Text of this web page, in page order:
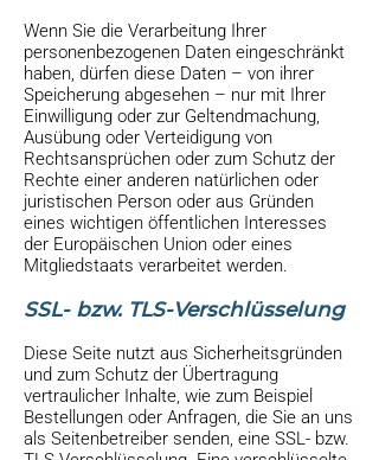
Wenn Sie die Verarbeitung Ihrer
personenbezogenen Daten eingeschränkt
haben, dürfen diese Daten – von ihrer
Speicherung abgesehen – nur mit Ihrer
Einwilligung oder zur Geltendmachung,
Ausübung oder Verteidigung von
Rechtsansprüchen oder zum Schutz der
Rechte einer anderen natürlichen oder
juristischen Person oder aus Gründen
eines wichtigen öffentlichen Interesses
der Europäischen Union oder eines
Mitgliedstaats verarbeitet werden.
SSL- bzw. TLS-Verschlüsselung
Diese Seite nutzt aus Sicherheitsgründen
und zum Schutz der Übertragung
vertraulicher Inhalte, wie zum Beispiel
Bestellungen oder Anfragen, die Sie an uns
als Seitenbetreiber senden, eine SSL- bzw.